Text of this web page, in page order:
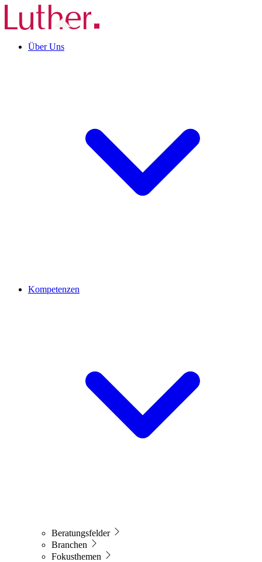
Über Uns
Kompetenzen
Beratungsfelder
Branchen
Fokusthemen